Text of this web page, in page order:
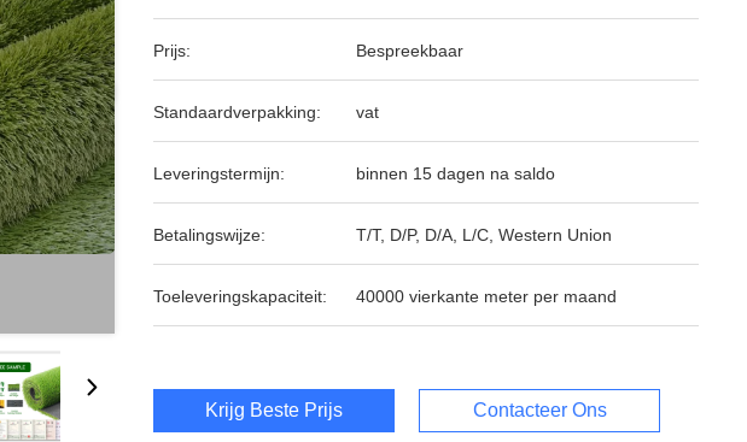
Prijs: Bespreekbaar
Standaardverpakking: vat
Leveringstermijn: binnen 15 dagen na saldo
Betalingswijze: T/T, D/P, D/A, L/C, Western Union
Toeleveringskapaciteit: 40000 vierkante meter per maand
Krijg Beste Prijs Contacteer Ons